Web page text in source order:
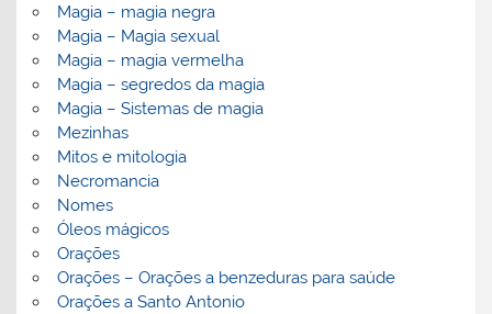
Magia – magia negra
Magia – Magia sexual
Magia – magia vermelha
Magia – segredos da magia
Magia – Sistemas de magia
Mezinhas
Mitos e mitologia
Necromancia
Nomes
Óleos mágicos
Orações
Orações – Orações a benzeduras para saúde
Orações a Santo Antonio